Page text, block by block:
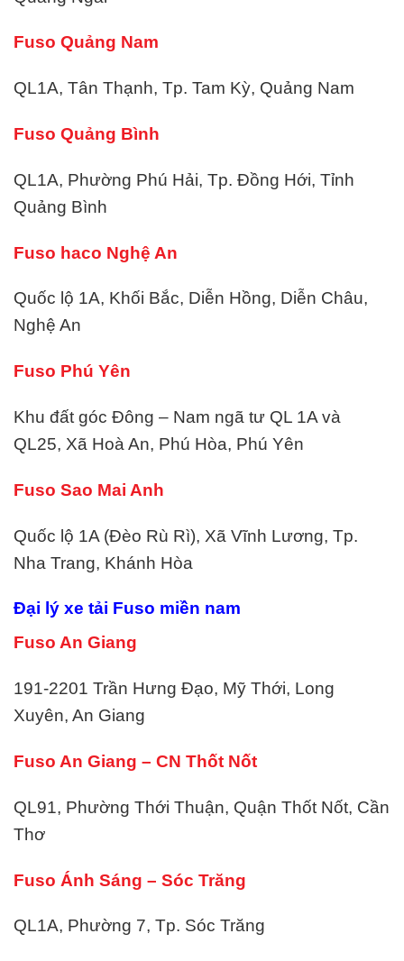
Fuso Quảng Nam
QL1A, Tân Thạnh, Tp. Tam Kỳ, Quảng Nam
Fuso Quảng Bình
QL1A, Phường Phú Hải, Tp. Đồng Hới, Tỉnh
Quảng Bình
Fuso haco Nghệ An
Quốc lộ 1A, Khối Bắc, Diễn Hồng, Diễn Châu,
Nghệ An
Fuso Phú Yên
Khu đất góc Đông – Nam ngã tư QL 1A và
QL25, Xã Hoà An, Phú Hòa, Phú Yên
Fuso Sao Mai Anh
Quốc lộ 1A (Đèo Rù Rì), Xã Vĩnh Lương, Tp.
Nha Trang, Khánh Hòa
Đại lý xe tải Fuso miền nam
Fuso An Giang
191-2201 Trần Hưng Đạo, Mỹ Thới, Long
Xuyên, An Giang
Fuso An Giang – CN Thốt Nốt
QL91, Phường Thới Thuận, Quận Thốt Nốt, Cần
Thơ
Fuso Ánh Sáng – Sóc Trăng
QL1A, Phường 7, Tp. Sóc Trăng